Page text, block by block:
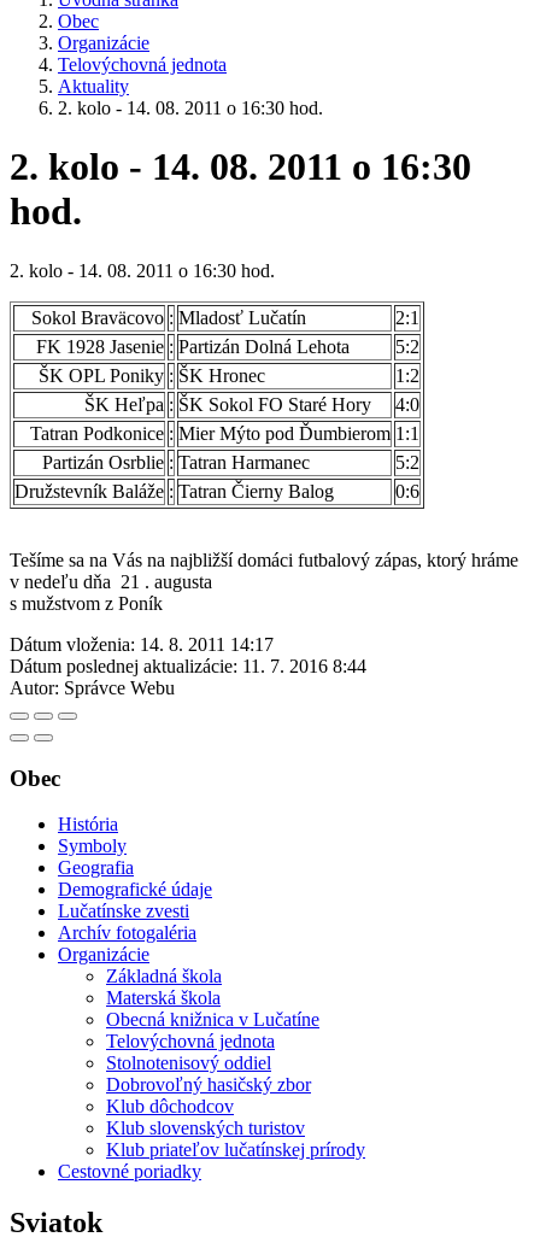
Obec
Organizácie
Telovýchovná jednota
Aktuality
2. kolo - 14. 08. 2011 o 16:30 hod.
2. kolo - 14. 08. 2011 o 16:30
hod.
2. kolo - 14. 08. 2011 o 16:30 hod.
Sokol Braväcovo : Mladosť Lučatín
2:1
FK 1928 Jasenie : Partizán Dolná Lehota
5:2
ŠK OPL Poniky : ŠK Hronec
1:2
ŠK Heľpa : ŠK Sokol FO Staré Hory
4:0
Tatran Podkonice : Mier Mýto pod Ďumbierom 1:1
Partizán Osrblie : Tatran Harmanec
5:2
Družstevník Baláže : Tatran Čierny Balog 0:6
Tešíme sa na Vás na najbližší domáci futbalový zápas, ktorý hráme
v nedeľu dňa 21 . augusta
s mužstvom z Poník
Dátum vloženia: 14. 8. 2011 14:17
Dátum poslednej aktualizácie: 11. 7. 2016 8:44
Autor: Správce Webu
Obec
História
Symboly
Geografia
Demografické údaje
Lučatínske zvesti
Archív fotogaléria
Organizácie
Základná škola
Materská škola
Obecná knižnica v Lučatíne
Telovýchovná jednota
Stolnotenisový oddiel
Dobrovoľný hasičský zbor
Klub dôchodcov
Klub slovenských turistov
Klub priateľov lučatínskej prírody
Cestovné poriadky
Sviatok